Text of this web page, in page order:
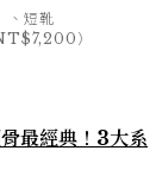
短靴
）
最經典！3大系